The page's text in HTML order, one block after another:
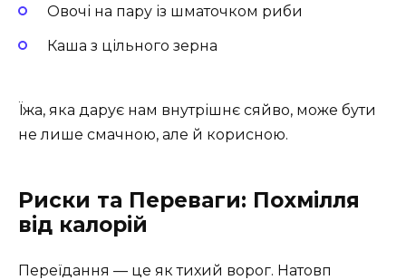
Овочі на пару із шматочком риби
Каша з цільного зерна
Їжа, яка дарує нам внутрішнє сяйво, може бути
не лише смачною, але й корисною.
Риски та Переваги: Похмілля
від калорій
Переїдання — це як тихий ворог. Натовп